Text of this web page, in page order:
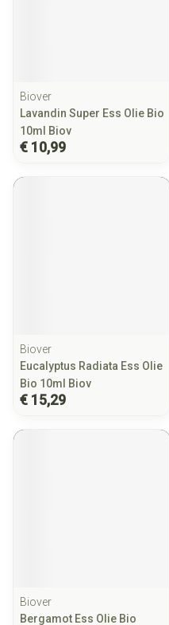
Biover
Lavandin Super Ess Olie Bio
10ml Biov
€ 10,99
Biover
Eucalyptus Radiata Ess Olie
Bio 10ml Biov
€ 15,29
Biover
Bergamot Ess Olie Bio